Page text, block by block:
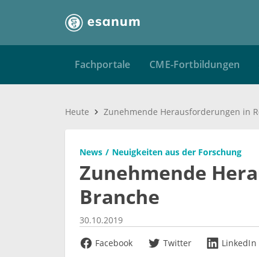
Fachportale CME-Fortbildungen
Heute Zunehmende Herausforderungen in
News Neuigkeiten aus der Forschung
Zunehmende
Branche
30.10.2019
Facebook
Twitter LinkedIn